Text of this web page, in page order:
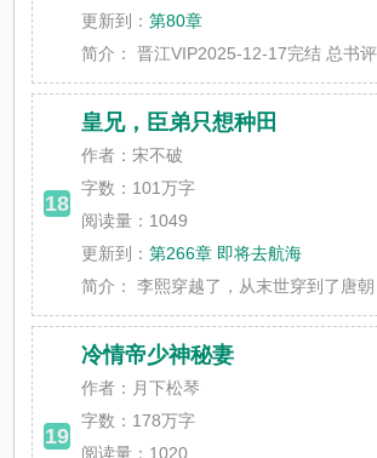
更新到：第80章
简介：
晋江VIP2025-12-17完结 总书
18
皇兄，臣弟只想种田
作者：宋不破
字数： 101万字
阅读量：1049
更新到：第266章 即将去航海
简介：
李熙穿越了，从末世穿到了唐
19
冷情帝少神秘妻
作者：月下松琴
字数： 178万字
阅读量：1020